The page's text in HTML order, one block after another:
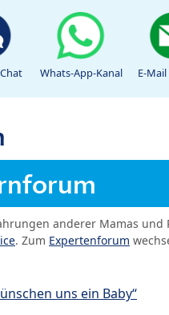
Whats-App-Kanal E-
anderer Mamas und
. Zum Expertenforum
uns ein Baby“